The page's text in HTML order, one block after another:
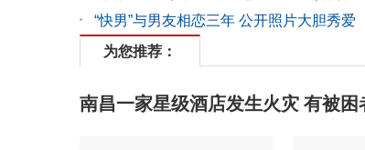
“快男”与男友相恋三年 公开照片大胆秀爱
为您推荐：
南昌一家星级酒店发生火灾 有被困